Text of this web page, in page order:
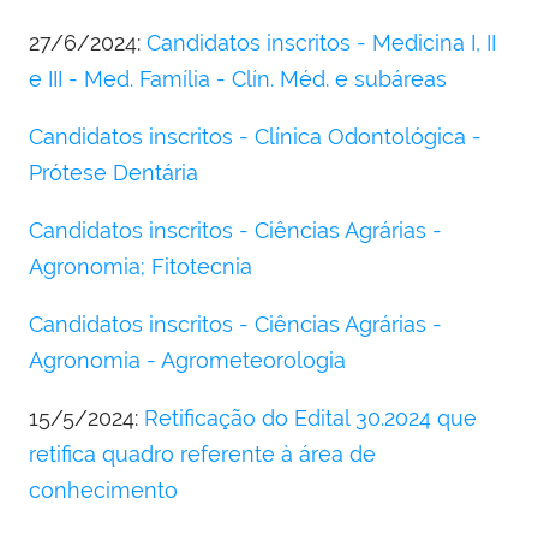
27/6/2024: Candidatos inscritos - Medicina I, II
e III - Med. Família - Clín. Méd. e subáreas
Candidatos inscritos - Clínica Odontológica -
Prótese Dentária
Candidatos inscritos - Ciências Agrárias -
Agronomia; Fitotecnia
Candidatos inscritos - Ciências Agrárias -
Agronomia - Agrometeorologia
15/5/2024: Retificação do Edital 30.2024 que
retifica quadro referente à área de
conhecimento